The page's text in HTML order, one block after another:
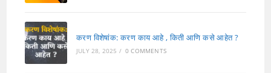
करण विशेषांक: करण काय आहे , किती आणि कसे आहेत ?
JULY 28, 2025 / 0 COMMENTS